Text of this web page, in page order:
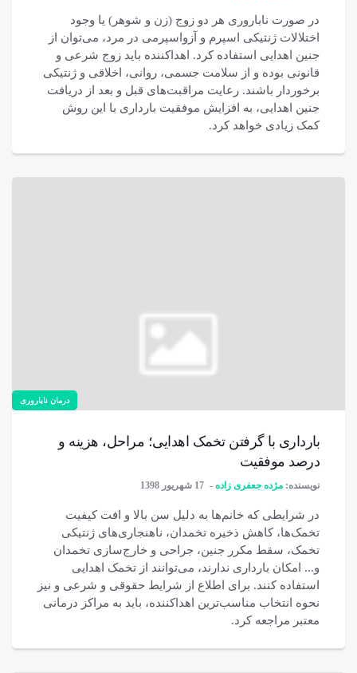
در صورت ناباروری هر دو زوج (زن و شوهر) یا وجود
اختلالات ژنتیکی اسپرم و آزواسپرمی در مرد، می‌توان از
جنین اهدایی استفاده کرد. اهداکننده باید زوج شرعی و
قانونی بوده و از سلامت جسمی، روانی، اخلاقی و ژنتیکی
برخوردار باشند. رعایت مراقبت‌های قبل و بعد از دریافت
جنین اهدایی، به افزایش موفقیت بارداری با این روش
کمک زیادی خواهد کرد.
درمان ناباروری
بارداری با گرفتن تخمک اهدایی؛ مراحل، هزینه و
درصد موفقیت
نویسنده: مژده جعفری زاده 17 شهریور 1398
در شرایطی که خانم‌ها به دلیل سن بالا و افت کیفیت
تخمک‌ها، کاهش ذخیره تخمدان، ناهنجاری‌های ژنتیکی
تخمک، سقط مکرر جنین، جراحی و خارج‌سازی تخمدان
و... امکان بارداری ندارند، می‌توانند از تخمک اهدایی
استفاده کنند. برای اطلاع از شرایط حقوقی و شرعی و نیز
نحوه انتخاب مناسب‌ترین اهداکننده، باید به مراکز درمانی
معتبر مراجعه کرد.